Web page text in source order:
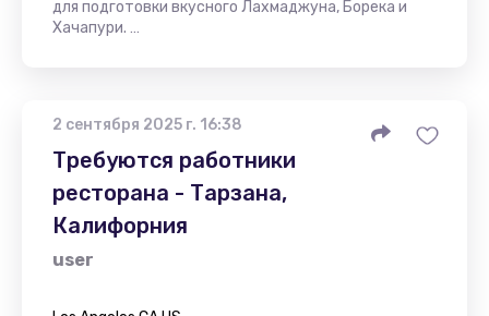
для подготовки вкусного Лахмаджуна, Борека и
Хачапури. …
2 сентября 2025 г. 16:38
Требуются работники
ресторана - Тарзана,
Калифорния
user